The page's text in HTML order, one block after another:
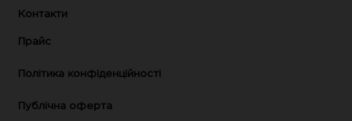
Контакти
Прайс
Політика конфіденційності
Публічна оферта